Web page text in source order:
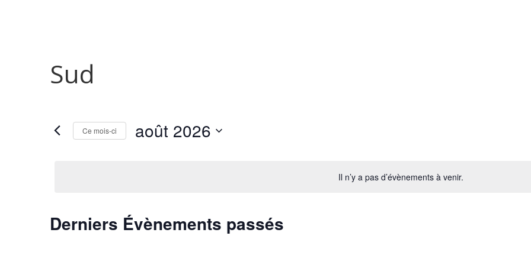
Sud
Il n’y a pas d’évènements à venir.
Ce mois-ci août 2026
Calendrier
de
Derniers Évènements passés